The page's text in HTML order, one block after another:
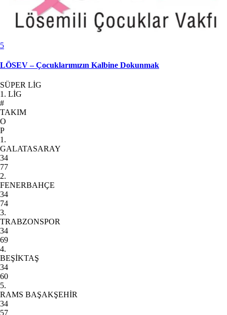
5
LÖSEV – Çocuklarımızın Kalbine Dokunmak
SÜPER LİG
1. LİG
#
TAKIM
O
P
1.
GALATASARAY
34
77
2.
FENERBAHÇE
34
74
3.
TRABZONSPOR
34
69
4.
BEŞİKTAŞ
34
60
5.
RAMS BAŞAKŞEHİR
34
57